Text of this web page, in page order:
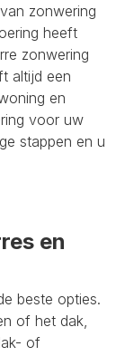
zonwering
heeft
zonwering
altijd een
en
voor uw
stappen en u
en
beste opties.
of het dak,
of